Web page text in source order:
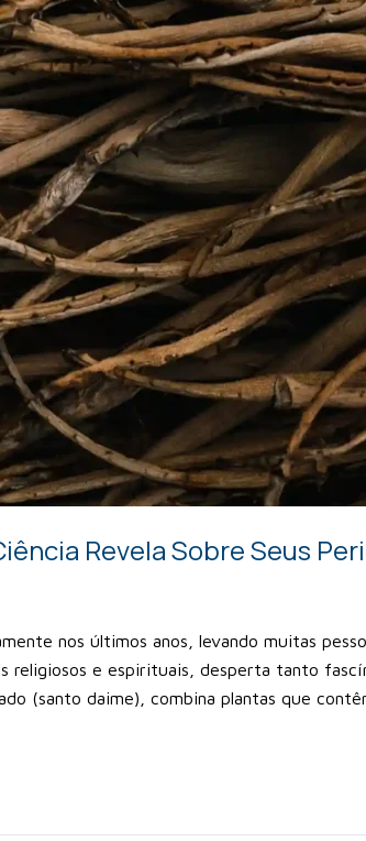
Revela Sobre Seus
nos últimos anos, levando muitas
religiosos e espirituais, desperta tanto
(santo daime), combina plantas que